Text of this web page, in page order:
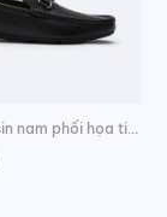
Giày Moccasin nam phối họa tiết đan chéo